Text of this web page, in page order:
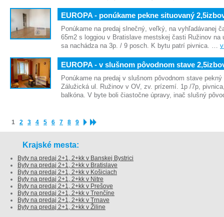
EUROPA - ponúkame pekne situovaný
Ponúkame na predaj slnečný, veľký, na vyhľadávanej
65m2 s loggiou v Bratislave mestskej časti Ružinov na
sa nachádza na 3p. / 9 posch. K bytu patrí pivnica. …
EUROPA - v slušnom pôvodnom stave
Ponúkame na predaj v slušnom pôvodnom stave
Zálužická ul. Ružinov v OV, zv. prízemí. 1p /7p,
balkóna. V byte boli čiastočne úpravy, inač slušný
1 2 3 4 5 6 7 8 9
Krajské mesta:
Byty na predaj 2+1, 2+kk v Banskej Bystrici
Byty na predaj 2+1, 2+kk v Bratislave
Byty na predaj 2+1, 2+kk v Košiciach
Byty na predaj 2+1, 2+kk v Nitre
Byty na predaj 2+1, 2+kk v Prešove
Byty na predaj 2+1, 2+kk v Trenčíne
Byty na predaj 2+1, 2+kk v Trnave
Byty na predaj 2+1, 2+kk v Žiline